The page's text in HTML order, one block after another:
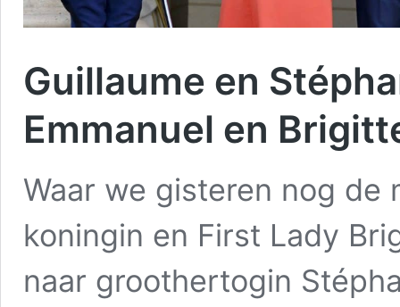
Guillaume en
Emmanuel en
Waar we gisteren nog de
koningin en First Lady
naar groothertogin